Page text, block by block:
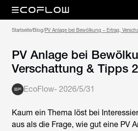
Startseite/Blog/PV Anlage bei Bewölkung – Ertrag,
PV Anlage bei
Verschattung & Tipps
EcoFlow- 2026/5/31
Kaum ein Thema löst bei
aus als die Frage, wie gut eine PV